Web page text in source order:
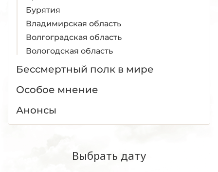
Бурятия
Владимирская область
Волгоградская область
Вологодская область
Воронежская область
Донецкая Народная Республика
Бессмертный полк в мире
Особое мнение
Анонсы
Выбрать дату